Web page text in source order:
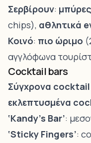
Σερβίρουν: μπύρες
chips), αθλητικά
Κοινό: πιο ώριμο
αγγλόφωνα
Cocktail bars
Σύγχρονα
εκλεπτυσμένα
‘Kandy’s Bar’:
‘Sticky Fingers’: